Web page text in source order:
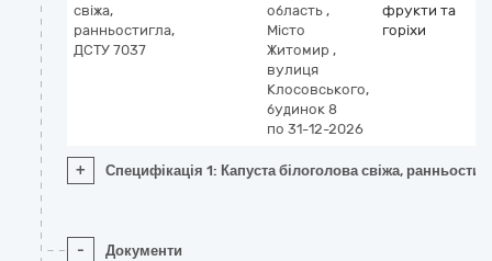
свіжа,
ранньостигла,
ДСТУ 7037
область ,
Місто
Житомир ,
вулиця
Клосовського,
будинок 8
по 31-12-2026
фрукти та
горіхи
+ Специфікація 1: Капуста білоголова свіжа,
- Документи